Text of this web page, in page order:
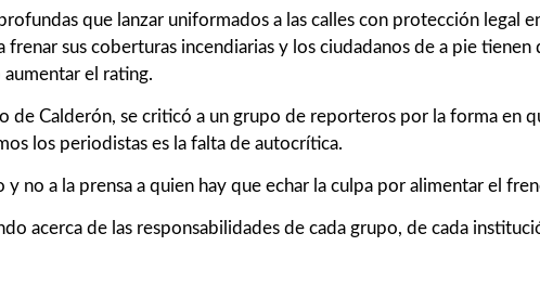
que lanzar uniformados a las calles con protección legal
sus coberturas incendiarias y los ciudadanos de a pie tienen
aumentar el rating.
de Calderón, se criticó a un grupo de reporteros por la forma en
los periodistas es la falta de autocrítica.
no a la prensa a quien hay que echar la culpa por alimentar el
acerca de las responsabilidades de cada grupo, de cada